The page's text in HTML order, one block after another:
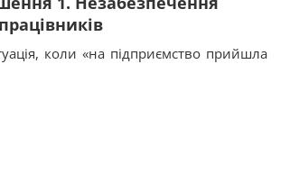
коли «на підприємство прийшла